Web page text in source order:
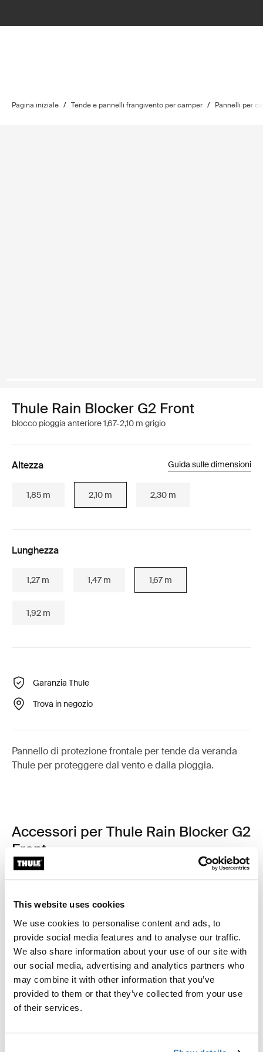
This website uses cookies
We use cookies to personalise content and ads, to
provide social media features and to analyse our traffic.
We also share information about your use of our site with
our social media, advertising and analytics partners who
may combine it with other information that you’ve
provided to them or that they’ve collected from your use
of their services.
Pagina iniziale / Tende e pannelli frangivento per camper / Pannelli per
Thule Rain Blocker G2 Front
blocco pioggia anteriore 1,67-2,10 m grigio
Altezza Guida sulle dimensioni
1,85 m 2,10 m 2,30 m
Lunghezza
1,27 m 1,47 m 1,67 m
1,92 m
Garanzia Thule
Trova in negozio
Pannello di protezione frontale per tende da veranda
Thule per proteggere dal vento e dalla pioggia.
Accessori per Thule Rain Blocker G2
Front